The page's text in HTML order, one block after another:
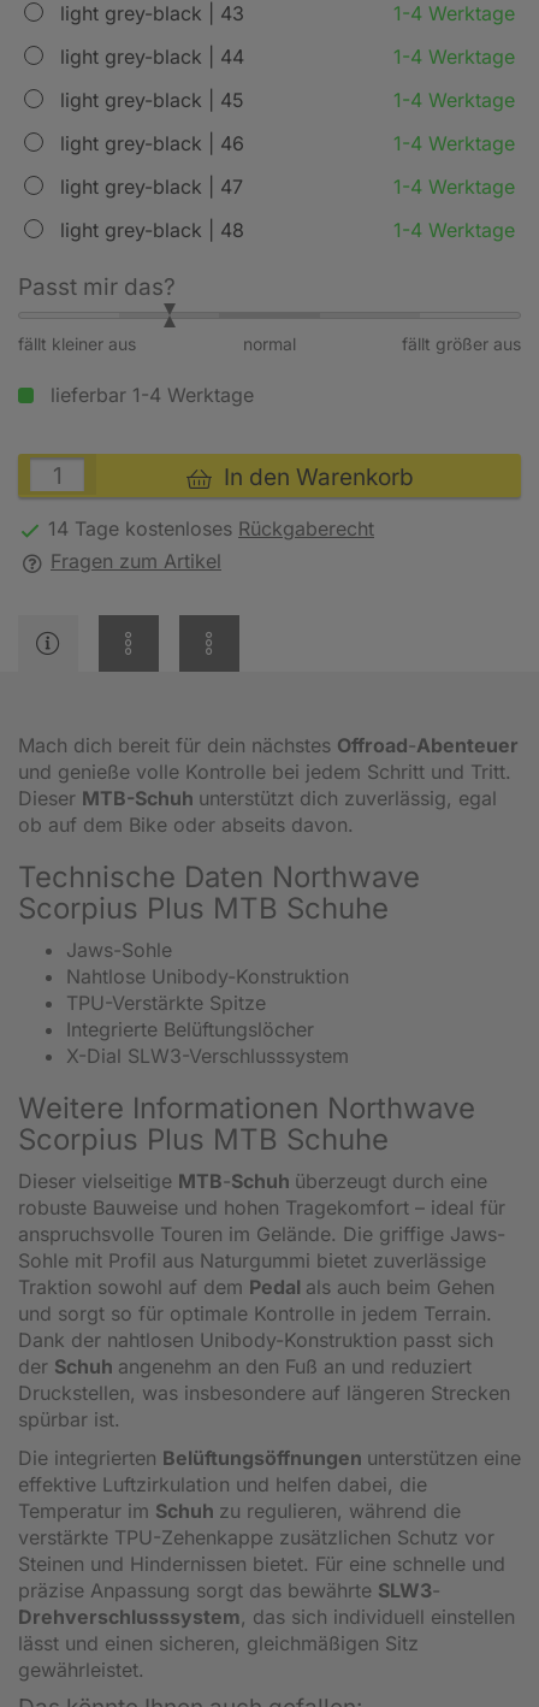
light grey-black | 43
1-4 Werktage
light grey-black | 44
1-4 Werktage
light grey-black | 45
1-4 Werktage
light grey-black | 46
1-4 Werktage
light grey-black | 47
1-4 Werktage
light grey-black | 48
1-4 Werktage
Passt mir das?
fällt kleiner aus fällt größer aus
normal
lieferbar 1-4 Werktage
In den Warenkorb
14 Tage kostenloses Rückgaberecht
Fragen zum Artikel
Mach dich bereit für dein nächstes Offroad-Abenteuer
und genieße volle Kontrolle bei jedem Schritt und Tritt.
Dieser MTB-Schuh unterstützt dich zuverlässig, egal
ob auf dem Bike oder abseits davon.
Technische Daten Northwave
Scorpius Plus MTB Schuhe
Jaws-Sohle
Nahtlose Unibody-Konstruktion
TPU-Verstärkte Spitze
Integrierte Belüftungslöcher
X-Dial SLW3-Verschlusssystem
Weitere Informationen Northwave
Scorpius Plus MTB Schuhe
Dieser vielseitige MTB-Schuh überzeugt durch eine
robuste Bauweise und hohen Tragekomfort – ideal für
anspruchsvolle Touren im Gelände. Die griffige Jaws-
Sohle mit Profil aus Naturgummi bietet zuverlässige
Traktion sowohl auf dem Pedal als auch beim Gehen
und sorgt so für optimale Kontrolle in jedem Terrain.
Dank der nahtlosen Unibody-Konstruktion passt sich
der Schuh angenehm an den Fuß an und reduziert
Druckstellen, was insbesondere auf längeren Strecken
spürbar ist.
Die integrierten Belüftungsöffnungen unterstützen eine
effektive Luftzirkulation und helfen dabei, die
Temperatur im Schuh zu regulieren, während die
verstärkte TPU-Zehenkappe zusätzlichen Schutz vor
Steinen und Hindernissen bietet. Für eine schnelle und
präzise Anpassung sorgt das bewährte SLW3-
Drehverschlusssystem, das sich individuell einstellen
lässt und einen sicheren, gleichmäßigen Sitz
gewährleistet.